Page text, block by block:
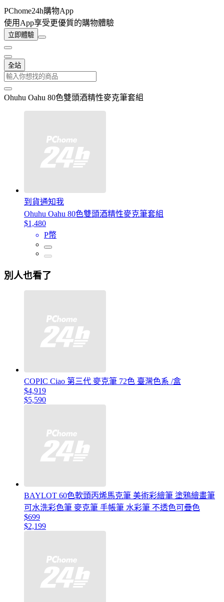
PChome24h購物App
使用App享受更優質的購物體驗
立即體驗
全站
Ohuhu Oahu 80色雙頭酒精性麥克筆套組
到貨通知我
Ohuhu Oahu 80色雙頭酒精性麥克筆套組
$1,480
P幣
別人也看了
COPIC Ciao 第三代 麥克筆 72色 臺灣色系 /盒
$4,919
$5,590
BAYLOT 60色軟頭丙烯馬克筆 美術彩繪筆 塗鴉繪畫筆
可水洗彩色筆 麥克筆 手帳筆 水彩筆 不透色可疊色
$699
$2,199